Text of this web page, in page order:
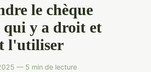
le chèque
qui y a droit et
l'utiliser
— 5 min de lecture